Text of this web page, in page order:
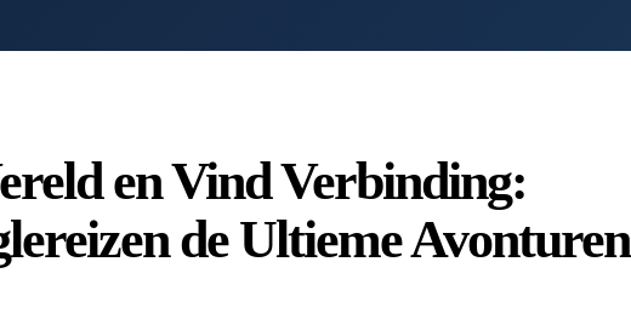
en Vind Verbinding:
de Ultieme Avonturen